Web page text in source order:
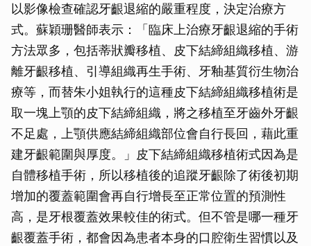
以影像檢查確認牙齦退縮的嚴重程度，決定治療方
式。蘇穎珊醫師表示：「臨床上治療牙齦退縮的手術
方法眾多，包括蒂狀瓣移植、皮下結締組織移植、游
離牙齦移植、引導組織再生手術、牙釉基質衍生物治
療等，而替朱小姐執行的這種皮下結締組織移植術是
取一塊上顎的皮下結締組織，將之移植至牙齒外牙齦
不足處，上顎供應結締組織部位會自行長回，藉此重
建牙齦範圍與厚度。」皮下結締組織移植術式因為是
自體移植手術，所以移植後的追蹤牙齦除了術後初期
增加的覆蓋範圍會再自行增長至正常位置的預測性
高，是牙根覆蓋效果較佳的術式。但不管是哪一種牙
齦覆蓋手術，都會因為患者本身的口腔衛生習慣以及